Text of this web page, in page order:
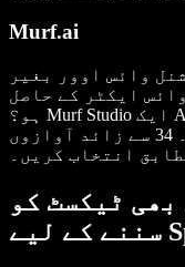
Murf.ai
وائس اوور بغیر
ایکٹر کے حاصل
ہو؟ Murf Studio ایک AI ٹول ہے جو امریکن انگلش میں
حقیقت پسند وائس اوور بناتا ہے۔ 34 سے زائد آوازوں
انتخاب کریں۔
ٹیکسٹ کو